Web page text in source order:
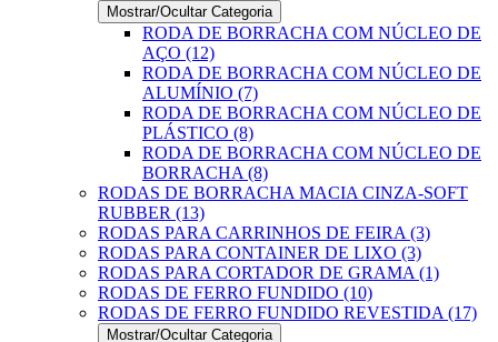
Mostrar/Ocultar Categoria
RODA DE BORRACHA COM NÚCLEO DE
AÇO (12)
RODA DE BORRACHA COM NÚCLEO DE
ALUMÍNIO (7)
RODA DE BORRACHA COM NÚCLEO DE
PLÁSTICO (8)
RODA DE BORRACHA COM NÚCLEO DE
BORRACHA (8)
RODAS DE BORRACHA MACIA CINZA-SOFT
RUBBER (13)
RODAS PARA CARRINHOS DE FEIRA (3)
RODAS PARA CONTAINER DE LIXO (3)
RODAS PARA CORTADOR DE GRAMA (1)
RODAS DE FERRO FUNDIDO (10)
RODAS DE FERRO FUNDIDO REVESTIDA (17)
Mostrar/Ocultar Categoria